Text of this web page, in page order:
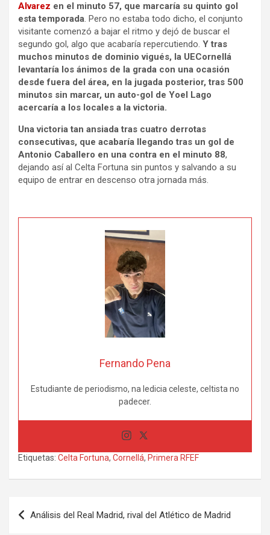
Alvarez en el minuto 57, que marcaría su quinto gol
esta temporada. Pero no estaba todo dicho, el conjunto
visitante comenzó a bajar el ritmo y dejó de buscar el
segundo gol, algo que acabaría repercutiendo. Y tras
muchos minutos de dominio vigués, la UECornellá
levantaría los ánimos de la grada con una ocasión
desde fuera del área, en la jugada posterior, tras 500
minutos sin marcar, un auto-gol de Yoel Lago
acercaría a los locales a la victoria.
Una victoria tan ansiada tras cuatro derrotas
consecutivas, que acabaría llegando tras un gol de
Antonio Caballero en una contra en el minuto 88,
dejando así al Celta Fortuna sin puntos y salvando a su
equipo de entrar en descenso otra jornada más.
Fernando Pena
Estudiante de periodismo, na ledicia celeste, celtista no
padecer.
Etiquetas: Celta Fortuna, Cornellá, Primera RFEF
Navegación
de
Análisis del Real Madrid, rival del Atlético de Madrid